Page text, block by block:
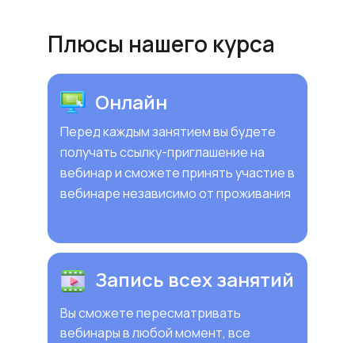
Плюсы нашего курса
Перед каждым занятием вы будете
получать ссылку-приглашение на
вебинар и сможете принять участие в
вебинаре независимо от проживания
Запись всех занятий
Вы сможете пересматривать
вебинары в любой момент, все
Онлайн